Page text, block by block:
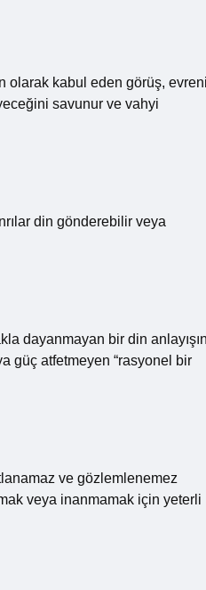
olarak kabul eden görüş,
savunur ve vahyi
din gönderebilir veya
dayanmayan bir din
güç atfetmeyen “rasyonel bir
ve gözlemlenemez
veya inanmamak için yeterli